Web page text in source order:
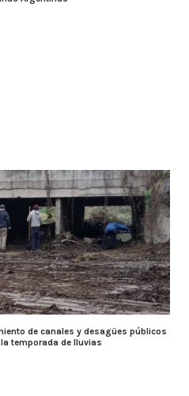
de canales y desagües públicos
temporada de lluvias